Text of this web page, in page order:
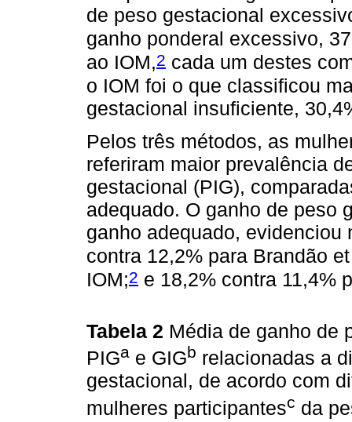
de peso gestacional
ganho ponderal excessivo,
ao IOM,2 cada um destes
o IOM foi o que classificou
gestacional insuficiente,
Pelos três métodos, as
referiram maior prevalência
gestacional (PIG),
adequado. O ganho de peso
ganho adequado, evidenciou
contra 12,2% para Brandão
IOM;2 e 18,2% contra 11,4%
Tabela 2 Média de ganho de
PIGa e GIGb relacionadas a
gestacional, de acordo com
mulheres participantesc da